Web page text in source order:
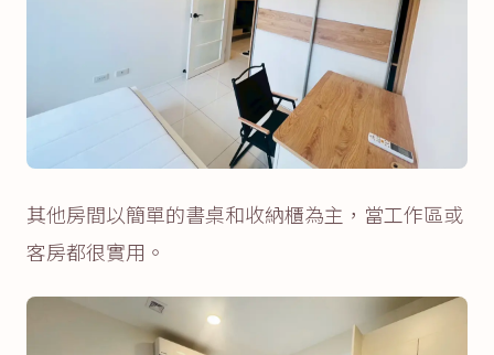
其他房間以簡單的書桌和收納櫃為主，當工作區或
客房都很實用。